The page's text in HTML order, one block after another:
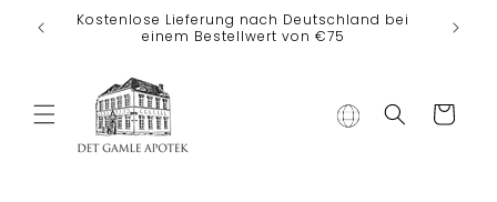
Direkt zum
Inhalt
Kostenlose Lieferung nach Deutschland bei
einem Bestellwert von €75
Warenkorb